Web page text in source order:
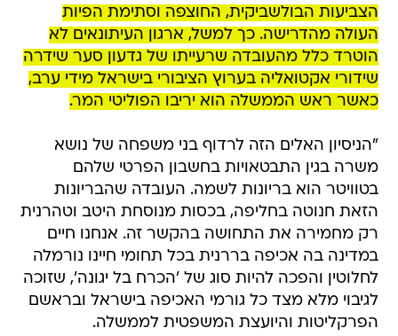
הצביעות הבולשביקית, החוצפה וסתימת הפיות
העולה מהדרישה. כך למשל, ארגון העיתונאים לא
הוטרד כלל מהעובדה שרעייתו של גדעון סער שידרה
שידורי אקטואליה בערוץ הציבורי בישראל מידי ערב,
כאשר ראש הממשלה הוא יריבו הפוליטי המר.
"הניסיון האלים הזה לרדוף בני משפחה של נושא
משרה בגין התבטאויות בחשבון הפרטי שלהם
בטוויטר הוא בריונות לשמה. העובדה שהבריונות
הזאת חנוטה בחליפה, בכסות מנוסחת היטב וטהרנית
רק מחמירה את התחושה בהקשר זה. אנחנו חיים
במדינה בה אכיפה בררנית בכל תחומי חיינו נורמלה
לחלוטין והפכה להיות סוג של 'הכרח בל יגונה', שזוכה
לגיבוי מלא מצד כל גורמי האכיפה בישראל ובראשם
הפרקליטות והיועצת המשפטית לממשלה.